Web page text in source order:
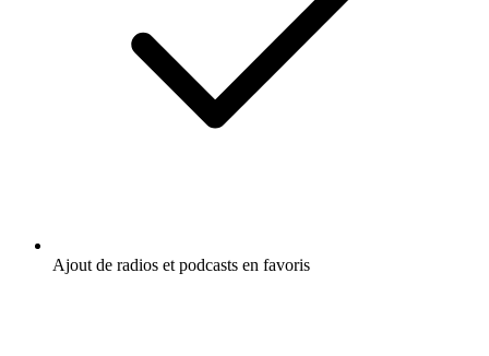
Ajout de radios et podcasts en favoris